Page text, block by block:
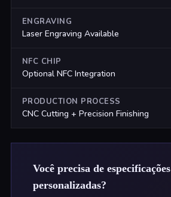
ENGRAVING
Laser Engraving Available
NFC CHIP
Optional NFC Integration
PRODUCTION PROCESS
CNC Cutting + Precision Finishing
Você precisa de especificações
personalizadas?